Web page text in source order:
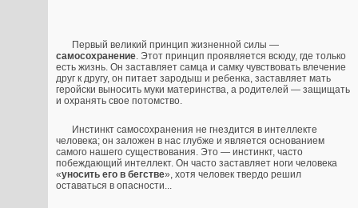
Первый великий принцип жизненной силы —
самосохранение. Этот принцип проявляется всюду, где только
есть жизнь. Он заставляет самца и самку чувствовать влечение
друг к другу, он питает зародыш и ребенка, заставляет мать
геройски выносить муки материнства, а родителей — защищать
и охранять свое потомство.
Инстинкт самосохранения не гнездится в интеллекте
человека; он заложен в нас глубже и является основанием
самого нашего существования. Это — инстинкт, часто
побеждающий интеллект. Он часто заставляет ноги человека
«уносить его в бегстве», хотя человек твердо решил
оставаться в опасности...